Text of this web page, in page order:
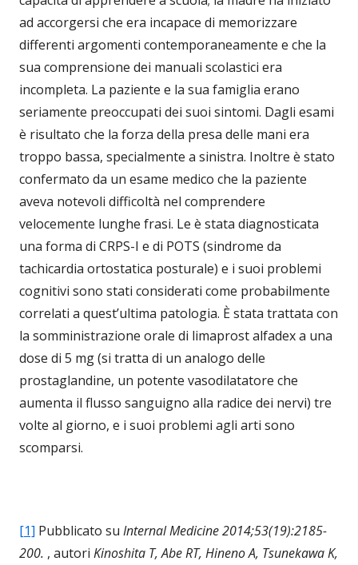
ad accorgersi che era incapace di memorizzare
differenti argomenti contemporaneamente e che la
sua comprensione dei manuali scolastici era
incompleta. La paziente e la sua famiglia erano
seriamente preoccupati dei suoi sintomi. Dagli esami
è risultato che la forza della presa delle mani era
troppo bassa, specialmente a sinistra. Inoltre è stato
confermato da un esame medico che la paziente
aveva notevoli difficoltà nel comprendere
velocemente lunghe frasi. Le è stata diagnosticata
una forma di CRPS-I e di POTS (sindrome da
tachicardia ortostatica posturale) e i suoi problemi
cognitivi sono stati considerati come probabilmente
correlati a quest’ultima patologia. È stata trattata con
la somministrazione orale di limaprost alfadex a una
dose di 5 mg (si tratta di un analogo delle
prostaglandine, un potente vasodilatatore che
aumenta il flusso sanguigno alla radice dei nervi) tre
volte al giorno, e i suoi problemi agli arti sono
scomparsi.
[1] Pubblicato su Internal Medicine 2014;53(19):2185-
200. , autori Kinoshita T, Abe RT, Hineno A, Tsunekawa K,